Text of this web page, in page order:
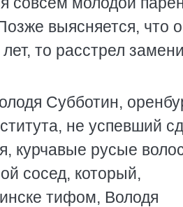
выясняется, что
то расстрел
Субботин,
не успевший
курчавые русые
сосед, который,
тифом, Володя